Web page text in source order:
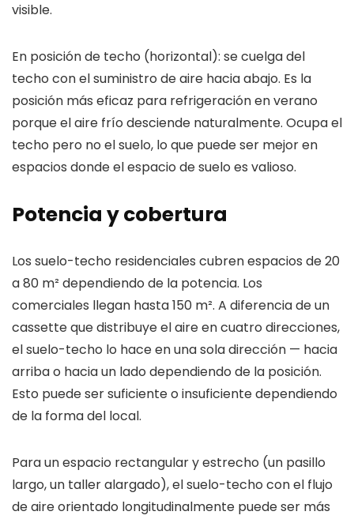
visible.
En posición de techo (horizontal): se cuelga del
techo con el suministro de aire hacia abajo. Es la
posición más eficaz para refrigeración en verano
porque el aire frío desciende naturalmente. Ocupa el
techo pero no el suelo, lo que puede ser mejor en
espacios donde el espacio de suelo es valioso.
Potencia y cobertura
Los suelo-techo residenciales cubren espacios de 20
a 80 m² dependiendo de la potencia. Los
comerciales llegan hasta 150 m². A diferencia de un
cassette que distribuye el aire en cuatro direcciones,
el suelo-techo lo hace en una sola dirección — hacia
arriba o hacia un lado dependiendo de la posición.
Esto puede ser suficiente o insuficiente dependiendo
de la forma del local.
Para un espacio rectangular y estrecho (un pasillo
largo, un taller alargado), el suelo-techo con el flujo
de aire orientado longitudinalmente puede ser más